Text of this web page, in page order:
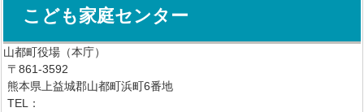
こども家庭センター
山都町役場（本庁）
〒861-3592
熊本県上益城郡山都町浜町6番地
TEL：